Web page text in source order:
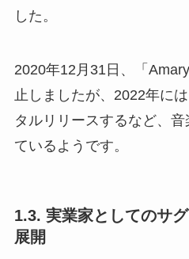
した。
2020年12月31日、「
止しましたが、2022年に
タルリリースするなど、
ているようです。
1.3. 実業家としてのサ
展開